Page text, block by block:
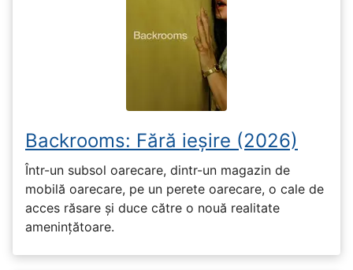
Backrooms: Fără ieșire (2026)
Într-un subsol oarecare, dintr-un magazin de
mobilă oarecare, pe un perete oarecare, o cale de
acces răsare și duce către o nouă realitate
amenințătoare.